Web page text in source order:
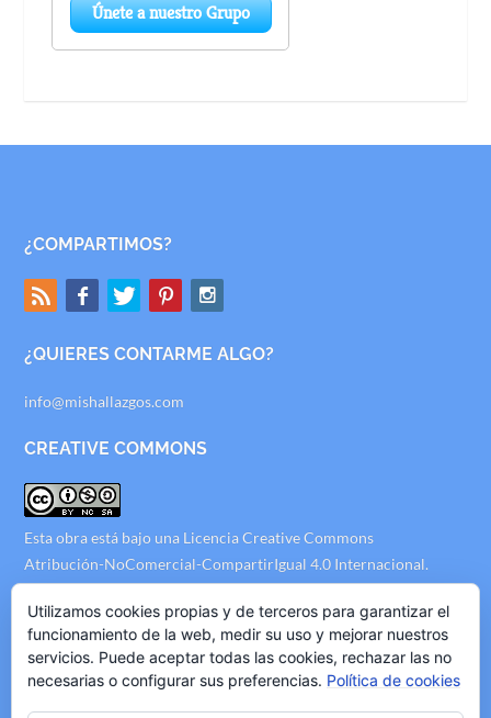
¿COMPARTIMOS?
¿QUIERES CONTARME ALGO?
info@mishallazgos.com
CREATIVE COMMONS
Esta obra está bajo una Licencia Creative Commons
Atribución-NoComercial-CompartirIgual 4.0 Internacional.
AVISO LEGAL
Politica de Privacidad
Politica de Cookies
Politica de Publicidad
Utilizamos cookies propias y de terceros para garantizar el
funcionamiento de la web, medir su uso y mejorar nuestros
servicios. Puede aceptar todas las cookies, rechazar las no
necesarias o configurar sus preferencias. Política de cookies